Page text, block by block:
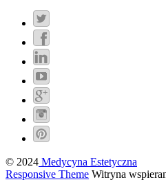
© 2024 Medycyna Estetyczna
Responsive Theme Witryna